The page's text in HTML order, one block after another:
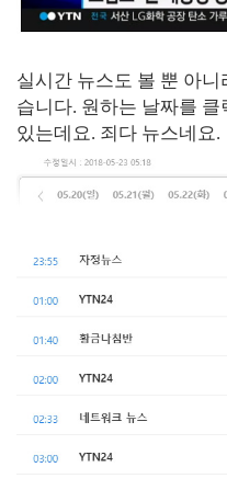
실시간 뉴스도 볼 뿐 아
습니다. 원하는 날짜를
있는데요. 죄다 뉴스네요.